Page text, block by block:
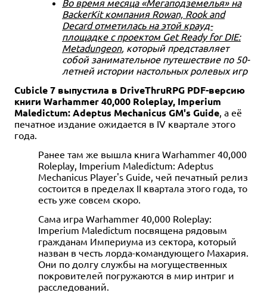
Во время месяца «Мегаподземелья» на
BackerKit компания Rowan, Rook and
Decard отметилась на этой крауд-
площадке с проектом Get Ready for DIE:
Metadungeon, который представляет
собой занимательное путешествие по 50-
летней истории настольных ролевых игр
Cubicle 7 выпустила в DriveThruRPG PDF-версию
книги Warhammer 40,000 Roleplay, Imperium
Maledictum: Adeptus Mechanicus GM's Guide, а её
печатное издание ожидается в IV квартале этого
года.
Ранее там же вышла книга Warhammer 40,000
Roleplay, Imperium Maledictum: Adeptus
Mechanicus Player's Guide, чей печатный релиз
состоится в пределах II квартала этого года, то
есть уже совсем скоро.
Сама игра Warhammer 40,000 Roleplay:
Imperium Maledictum посвящена рядовым
гражданам Империума из сектора, который
назван в честь лорда-командующего Махария.
Они по долгу службы на могущественных
покровителей погружаются в мир интриг и
расследований.